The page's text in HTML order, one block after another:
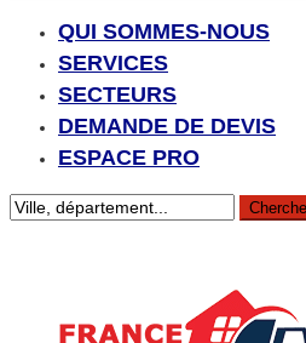
QUI SOMMES-NOUS
SERVICES
SECTEURS
DEMANDE DE DEVIS
ESPACE PRO